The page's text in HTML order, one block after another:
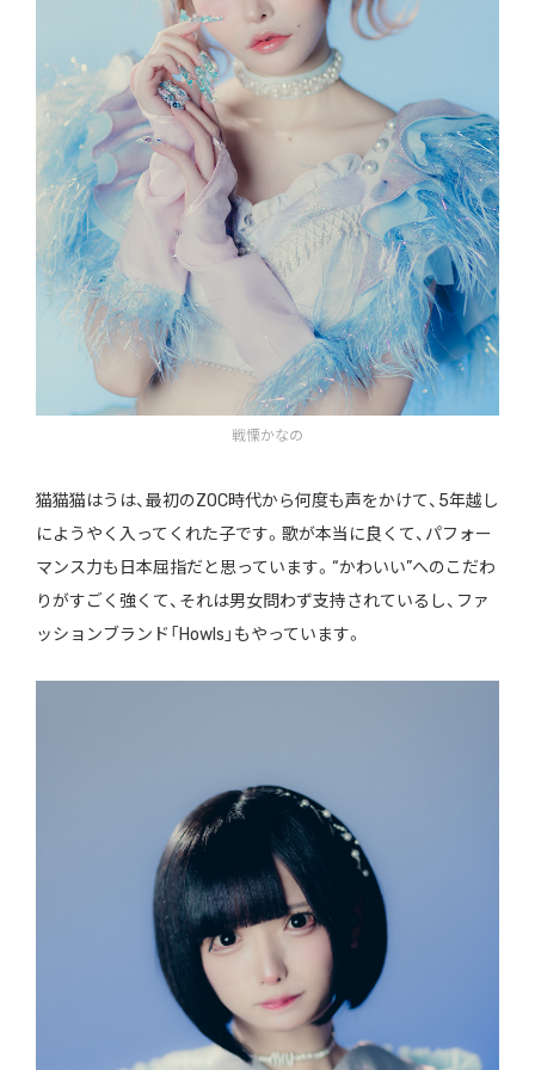
戦慄かなの
猫猫猫はうは、最初のZOC時代から何度も声をかけて、5年越し
にようやく入ってくれた子です。歌が本当に良くて、パフォー
マンス力も日本屈指だと思っています。“かわいい”へのこだわ
りがすごく強くて、それは男女問わず支持されているし、ファ
ッションブランド「Howls」もやっています。